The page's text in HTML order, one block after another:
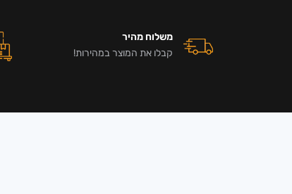
משלוח מהיר
קבלו את המוצר במהירות!